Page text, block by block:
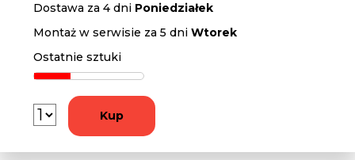
Dostawa za 4 dni Poniedziałek
Montaż w serwisie za 5 dniWtorek
Ostatnie sztuki
Kup